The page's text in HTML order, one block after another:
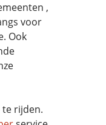
,
voor
Ook
rijden.